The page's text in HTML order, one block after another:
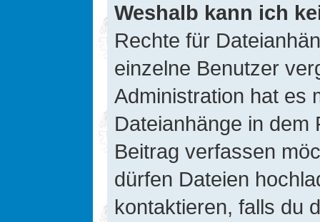
Weshalb kann ich
Rechte für
einzelne Benutzer
Administration hat es
Dateianhänge in dem
Beitrag verfassen
dürfen Dateien
kontaktieren, falls du